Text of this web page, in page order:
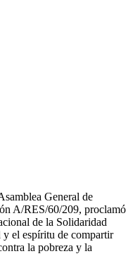
General de
A/RES/60/209, proclamó
de la Solidaridad
el espíritu de compartir
la pobreza y la